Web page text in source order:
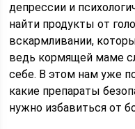
депрессии и
найти продукты от
вскармливании,
ведь кормящей маме
себе. В этом нам уже
какие препараты
нужно избавиться от